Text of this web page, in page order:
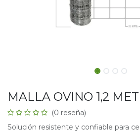
MALLA OVINO 1,2
(0 reseña)
Solución resistente y confiable para